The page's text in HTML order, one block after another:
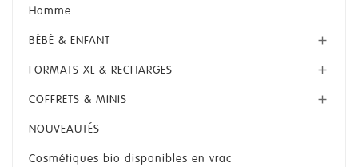
Homme
BÉBÉ & ENFANT 
FORMATS XL & RECHARGES 
COFFRETS & MINIS 
NOUVEAUTÉS
Cosmétiques bio disponibles en vrac